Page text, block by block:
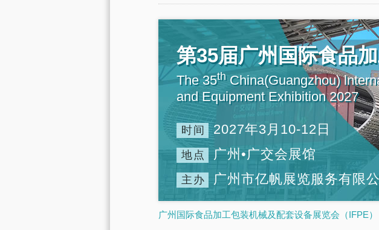
第35届广州国际食品
The 35thChina(Guangzhou)
and Equipment Exhibition 2027
时间 2027年3月10-12日
地点 广州•广交会展馆
主办 广州市亿帆展览服务有限
广州国际食品加工包装机械及配套设备展览会（IFPE）